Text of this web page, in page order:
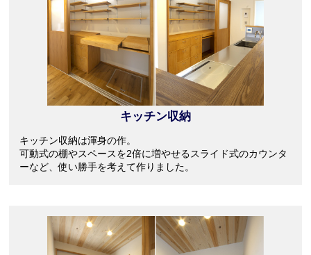
キッチン収納
キッチン収納は渾身の作。
可動式の棚やスペースを2倍に増やせるスライド式のカウンタ
ーなど、使い勝手を考えて作りました。